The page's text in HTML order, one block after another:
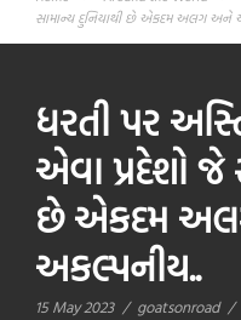
સામાન્ય દુનિયાથી છે એકદમ અલગ અને
ધરતી પર
એવા પ્રદેશો જે
છે એકદમ
અકલ્પનીય..
15 May 2023 / goatsonroad /